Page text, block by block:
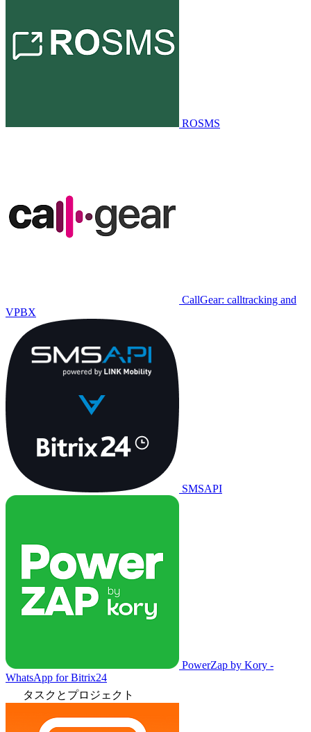
ROSMS
CallGear: calltracking and
VPBX
SMSAPI
PowerZap by Kory -
WhatsApp for Bitrix24
タスクとプロジェクト